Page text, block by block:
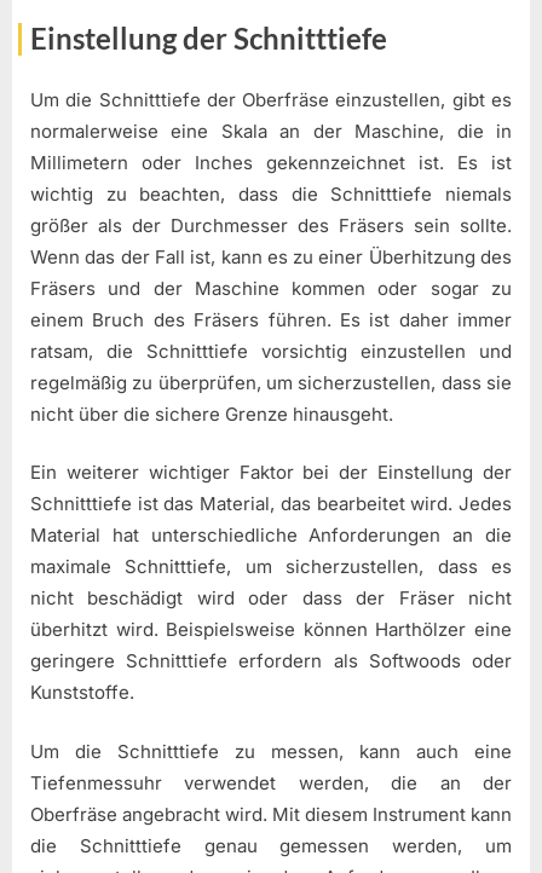
Einstellung der Schnitttiefe
Um die Schnitttiefe der Oberfräse einzustellen, gibt es
normalerweise eine Skala an der Maschine, die in
Millimetern oder Inches gekennzeichnet ist. Es ist
wichtig zu beachten, dass die Schnitttiefe niemals
größer als der Durchmesser des Fräsers sein sollte.
Wenn das der Fall ist, kann es zu einer Überhitzung des
Fräsers und der Maschine kommen oder sogar zu
einem Bruch des Fräsers führen. Es ist daher immer
ratsam, die Schnitttiefe vorsichtig einzustellen und
regelmäßig zu überprüfen, um sicherzustellen, dass sie
nicht über die sichere Grenze hinausgeht.
Ein weiterer wichtiger Faktor bei der Einstellung der
Schnitttiefe ist das Material, das bearbeitet wird. Jedes
Material hat unterschiedliche Anforderungen an die
maximale Schnitttiefe, um sicherzustellen, dass es
nicht beschädigt wird oder dass der Fräser nicht
überhitzt wird. Beispielsweise können Harthölzer eine
geringere Schnitttiefe erfordern als Softwoods oder
Kunststoffe.
Um die Schnitttiefe zu messen, kann auch eine
Tiefenmessuhr verwendet werden, die an der
Oberfräse angebracht wird. Mit diesem Instrument kann
die Schnitttiefe genau gemessen werden, um